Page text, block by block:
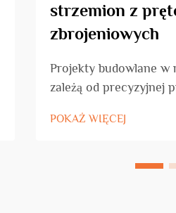
strzemion z
zbrojeniowych
Projekty budowlane w
zależą od precyzyjnej
niezbędnym sprzętem
zbrojenie oraz firm
POKAŻ WIĘCEJ